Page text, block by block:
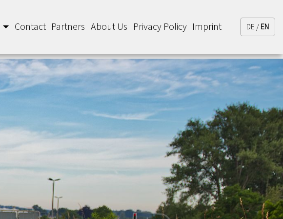
Contact Partners About Us Privacy Policy Imprint DE /EN